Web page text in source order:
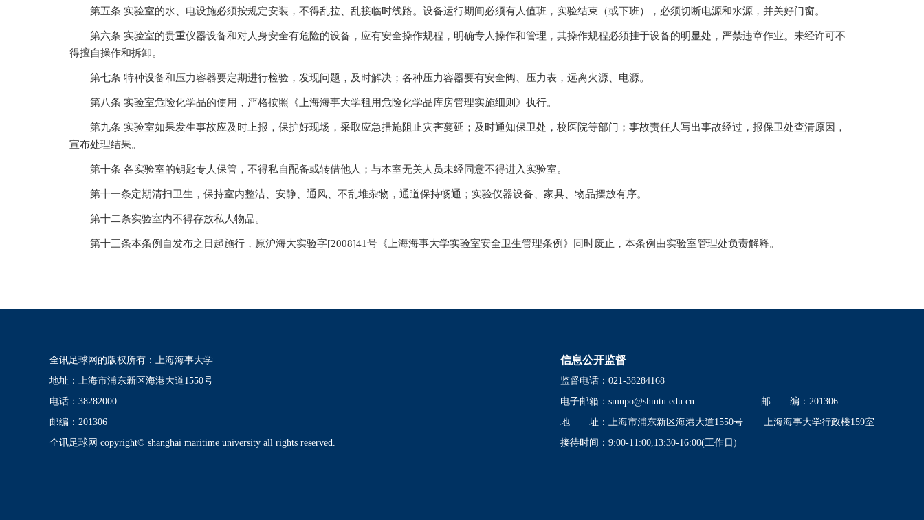
第五条 实验室的水、电设施必须按规定安装，不得乱拉、乱接临时线路。设备运行期间必须有人值班，实验结束（或下班），必须切断电源和水源，并关好门窗。
第六条 实验室的贵重仪器设备和对人身安全有危险的设备，应有安全操作规程，明确专人操作和管理，其操作规程必须挂于设备的明显处，严禁违章作业。未经许可不
得擅自操作和拆卸。
第七条 特种设备和压力容器要定期进行检验，发现问题，及时解决；各种压力容器要有安全阀、压力表，远离火源、电源。
第八条 实验室危险化学品的使用，严格按照《上海海事大学租用危险化学品库房管理实施细则》执行。
第九条 实验室如果发生事故应及时上报，保护好现场，采取应急措施阻止灾害蔓延；及时通知保卫处，校医院等部门；事故责任人写出事故经过，报保卫处查清原因，
宣布处理结果。
第十条 各实验室的钥匙专人保管，不得私自配备或转借他人；与本室无关人员未经同意不得进入实验室。
第十一条定期清扫卫生，保持室内整洁、安静、通风、不乱堆杂物，通道保持畅通；实验仪器设备、家具、物品摆放有序。
第十二条实验室内不得存放私人物品。
第十三条本条例自发布之日起施行，原沪海大实验字[2008]41号《上海海事大学实验室安全卫生管理条例》同时废止，本条例由实验室管理处负责解释。
全讯足球网的版权所有：上海海事大学
地址：上海市浦东新区海港大道1550号
电话：38282000
邮编：201306
全讯足球网 copyright© shanghai maritime university all rights reserved.
信息公开监督
监督电话：021-38284168
电子邮箱： smupo@shmtu.edu.cn
邮 编：201306
地 址：上海市浦东新区海港大道1550号
上海海事大学行政楼159室
接待时间：9:00-11:00,13:30-16:00(工作日)